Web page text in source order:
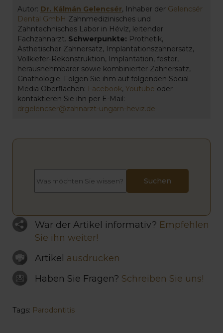
Autor: Dr. Kálmán Gelencsér, Inhaber der Gelencsér
Dental GmbH Zahnmedizinisches und
Zahntechnisches Labor in Hévíz, leitender
Fachzahnarzt. Schwerpunkte: Prothetik,
Ästhetischer Zahnersatz, Implantationszahnersatz,
Vollkiefer-Rekonstruktion, Implantation, fester,
herausnehmbarer sowie kombinierter Zahnersatz,
Gnathologie. Folgen Sie ihm auf folgenden Social
Media Oberflächen: Facebook, Youtube oder
kontaktieren Sie ihn per E-Mail:
drgelencser@zahnarzt-ungarn-heviz.de
War der Artikel informativ? Empfehlen
Sie ihn weiter!
Artikel ausdrucken
Haben Sie Fragen? Schreiben Sie uns!
Tags: Parodontitis